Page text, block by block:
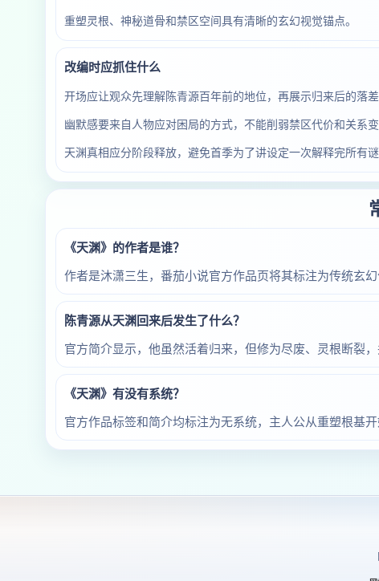
重塑灵根、神秘道骨和禁区空间具有清晰的玄幻视觉锚点。
改编时应抓住什么
开场应让观众先理解陈青源百年前的地位，再展示归来后的落差
幽默感要来自人物应对困局的方式，不能削弱禁区代价和关系变
天渊真相应分阶段释放，避免首季为了讲设定一次解释完所有谜
《天渊》的作者是谁？
作者是沐潇三生，番茄小说官方作品页将其标注为传统玄幻
陈青源从天渊回来后发生了什么？
官方简介显示，他虽然活着归来，但修为尽废、灵根断裂，
《天渊》有没有系统？
官方作品标签和简介均标注为无系统，主人公从重塑根基开